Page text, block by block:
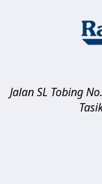
Jalan SL Tobing